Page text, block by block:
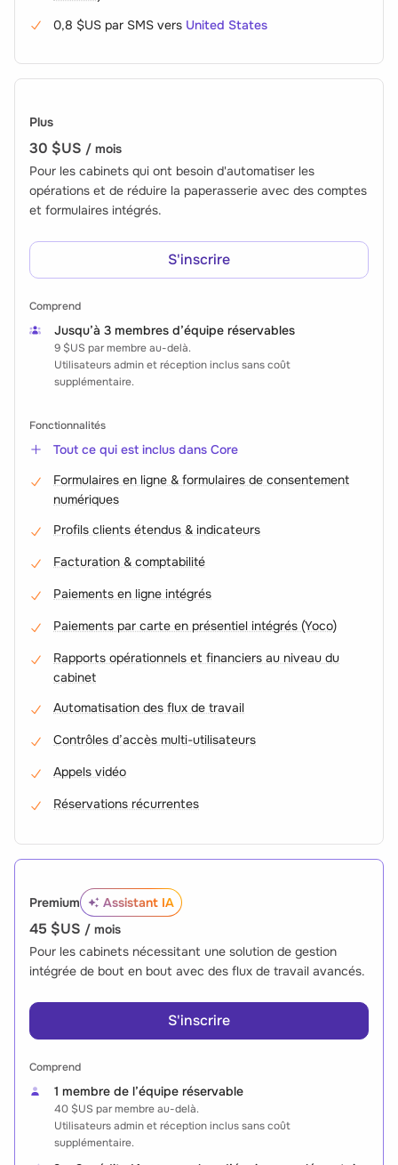
0,8 $US par SMS vers United States
Plus
30 $US / mois
Pour les cabinets qui ont besoin d'automatiser les
opérations et de réduire la paperasserie avec des comptes
et formulaires intégrés.
S'inscrire
Comprend
Jusqu’à 3 membres d’équipe réservables
9 $US par membre au-delà.
Utilisateurs admin et réception inclus sans coût
supplémentaire.
Fonctionnalités
Tout ce qui est inclus dans Core
Formulaires en ligne & formulaires de consentement
numériques
Profils clients étendus & indicateurs
Facturation & comptabilité
Paiements en ligne intégrés
Paiements par carte en présentiel intégrés (Yoco)
Rapports opérationnels et financiers au niveau du
cabinet
Automatisation des flux de travail
Contrôles d’accès multi-utilisateurs
Appels vidéo
Réservations récurrentes
Premium Assistant IA
45 $US / mois
Pour les cabinets nécessitant une solution de gestion
intégrée de bout en bout avec des flux de travail avancés.
S'inscrire
Comprend
1 membre de l’équipe réservable
40 $US par membre au-delà.
Utilisateurs admin et réception inclus sans coût
supplémentaire.